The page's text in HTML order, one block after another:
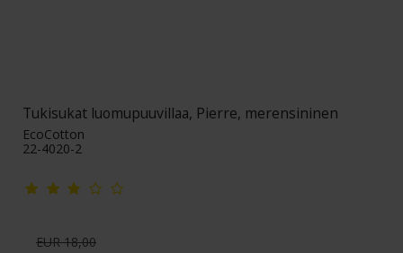
Tukisukat luomupuuvillaa, Pierre, merensininen
EcoCotton
22-4020-2
EUR 18,00